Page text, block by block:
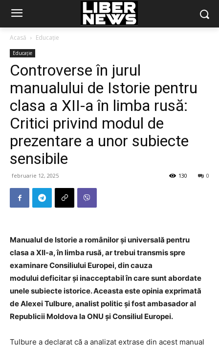
Acasă Educație
Educație
Controverse în jurul
manualului de Istorie pentru
clasa a XII-a în limba rusă:
Critici privind modul de
prezentare a unor subiecte
sensibile
februarie 12, 2025 0
130
Manualul de Istorie a românilor și universală pentru
clasa a XII-a, în limba rusă, ar trebui transmis spre
examinare Consiliului Europei, din cauza
modului deficitar și inacceptabil în care sunt abordate
unele subiecte istorice. Aceasta este opinia exprimată
de Alexei Tulbure, analist politic și fost ambasador al
Republicii Moldova la ONU și Consiliul Europei.
Tulbure a declarat că a analizat extrase din acest manual